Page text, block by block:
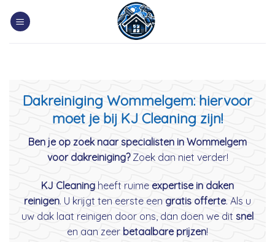
Dakreiniging Wommelgem: hiervoor
moet je bij KJ Cleaning zijn!
Ben je op zoek naar specialisten in Wommelgem
voor dakreiniging?Zoek dan niet verder!
KJ Cleaning heeft ruime expertise in daken
reinigen. U krijgt ten eerste een gratis offerte. Als u
uw dak laat reinigen door ons, dan doen we dit snel
en aan zeer betaalbare prijzen!